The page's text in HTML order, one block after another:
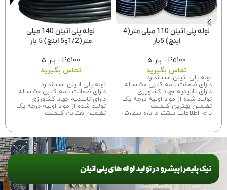
لوله پلی اتیلن 110 میلی متر(4
اینچ) 5بار
Pe100 - بار ۵
تماس بگیرید
لوله پلی اتیلن استاندارد
دارای ضمانت نامه کتبی 50 ساله
دارای تاییدیه جهاد کشاورزی
تولید شده از مواد اولیه درجه یک
تضمین بهترین کیفیت
برای اطلاعات بیشتر درباره سفارش
لوله پلی اتیلن 140 میلی
متر(1/2و5 اینچ) 5 بار
Pe100 - بار ۵
تماس بگیرید
لوله پلی اتیلن استاندارد
دارای ضمانت نامه کتبی 50 ساله
دارای تاییدیه جهاد کشاورزی
تولید شده از مواد اولیه درجه یک
تضمین بهترین کیفیت
نیک پلیمر | پیشرو در تولید لوله های پلی اتیلن